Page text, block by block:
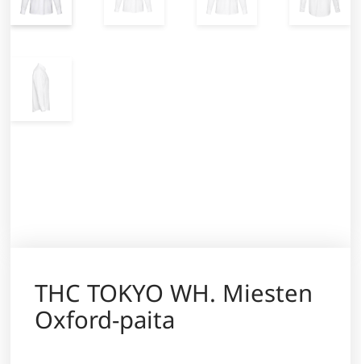
THC TOKYO WH. Miesten
Oxford-paita